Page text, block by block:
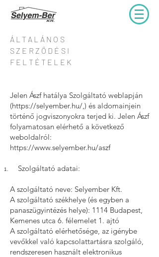
ÁLTALÁNOS
SZERZŐDÉSI
FELTÉTELEK
Jelen Ászf hatálya Szolgáltató weblapján
(https://selyember.hu/,) és aldomainjein
történő jogviszonyokra terjed ki. Jelen Ászf
folyamatosan elérhető a következő
weboldalról:
https://www.selyember.hu/aszf
Szolgáltató adatai:
A szolgáltató neve: Selyember Kft.
A szolgáltató székhelye (és egyben a
panaszügyintézés helye): 1114 Budapest,
Kemenes utca 6. félemelet 1. ajtó
A szolgáltató elérhetősége, az igénybe
vevőkkel való kapcsolattartásra szolgáló,
rendszeresen használt elektronikus